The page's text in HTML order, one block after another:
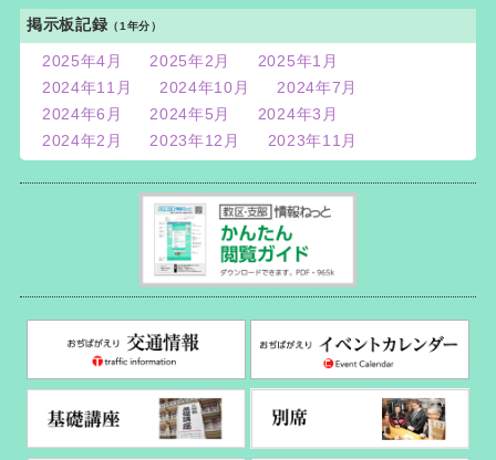
掲示板記録 （1年分）
2025年4月 2025年2月
2025年1月
2024年11月
2024年10月
2024年7月
2024年6月
2024年5月
2024年3月
2024年2月
2023年12月 2023年11月